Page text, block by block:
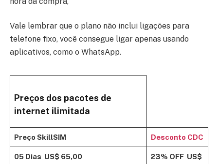
Vale lembrar que o plano não inclui ligações para
telefone fixo, você consegue ligar apenas usando
aplicativos, como o WhatsApp.
Preços dos pacotes de
internet ilimitada
Preço SkillSIM Desconto CDC
05 Dias US$ 65,00 23% OFFUS$